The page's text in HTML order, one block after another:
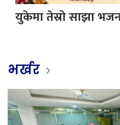
युकेमा तेस्रो साझा
भर्खर